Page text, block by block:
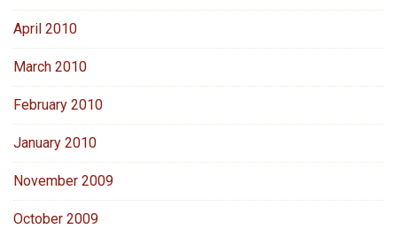
April 2010
March 2010
February 2010
January 2010
November 2009
October 2009